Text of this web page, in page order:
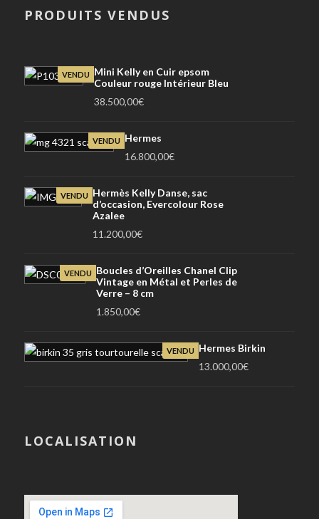
PRODUITS VENDUS
VENDU
Mini Kelly en Cuir epsom
Couleur rouge Intérieur Bleu
38.500,00€
VENDU
Hermes
16.800,00€
VENDU
Hermès Kelly Danse, sac
d’occasion, Evercolour Rose
Azalee
11.200,00€
VENDU
Boucles d’Oreilles Chanel Clip
Vintage en Métal et Perles de
Verre – 8 cm
1.850,00€
VENDU
Hermes Birkin
13.000,00€
LOCALISATION